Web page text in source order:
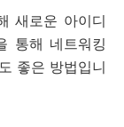
새로운 아이디
통해 네트워킹
좋은 방법입니